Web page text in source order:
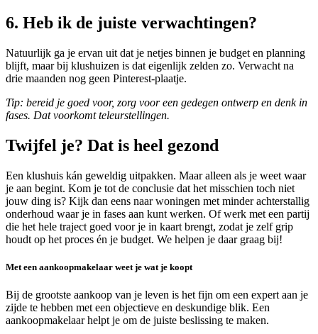
6. Heb ik de juiste verwachtingen?
Natuurlijk ga je ervan uit dat je netjes binnen je budget en planning
blijft, maar bij klushuizen is dat eigenlijk zelden zo. Verwacht na
drie maanden nog geen Pinterest-plaatje.
Tip: bereid je goed voor, zorg voor een gedegen ontwerp en denk in
fases. Dat voorkomt teleurstellingen.
Twijfel je? Dat is heel gezond
Een klushuis kán geweldig uitpakken. Maar alleen als je weet waar
je aan begint. Kom je tot de conclusie dat het misschien toch niet
jouw ding is? Kijk dan eens naar woningen met minder achterstallig
onderhoud waar je in fases aan kunt werken. Of werk met een partij
die het hele traject goed voor je in kaart brengt, zodat je zelf grip
houdt op het proces én je budget. We helpen je daar graag bij!
Met een aankoopmakelaar weet je wat je koopt
Bij de grootste aankoop van je leven is het fijn om een expert aan je
zijde te hebben met een objectieve en deskundige blik. Een
aankoopmakelaar helpt je om de juiste beslissing te maken.